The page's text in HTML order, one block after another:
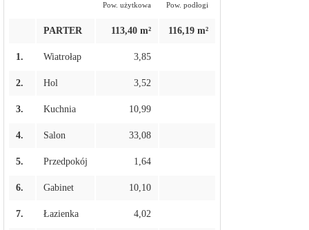
Pow. użytkowa Pow. podłogi
PARTER 113,40 m² 116,19 m²
1. Wiatrołap 3,85
2. Hol 3,52
3. Kuchnia 10,99
4. Salon 33,08
5. Przedpokój 1,64
6. Gabinet 10,10
7. Łazienka 4,02